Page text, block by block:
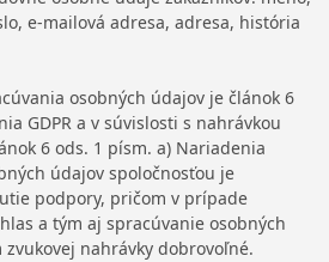
e-mailová adresa, adresa, história
osobných údajov je článok 6
GDPR a v súvislosti s nahrávkou
6 ods. 1 písm. a) Nariadenia
údajov spoločnosťou je
podpory, pričom v prípade
a tým aj spracúvanie osobných
nahrávky dobrovoľné.